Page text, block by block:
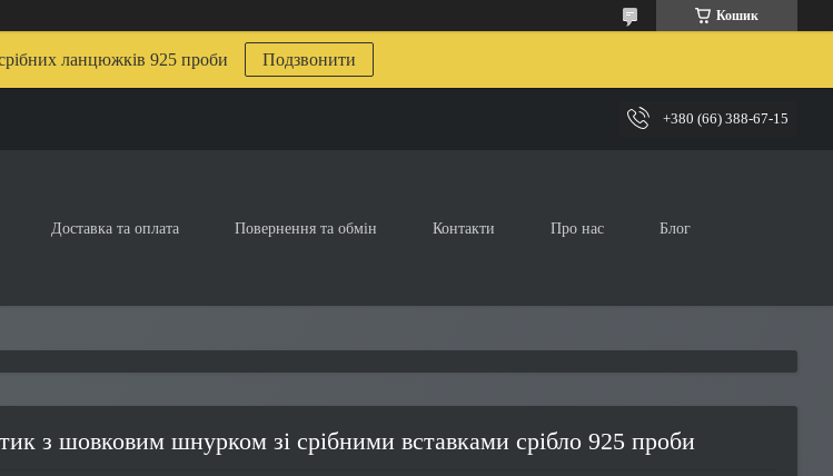
Кошик
ланцюжків 925 проби Подзвонити
+380 (66) 388-67-15
Доставка та оплата Повернення та обмін Контакти Про нас Блог
з шовковим шнурком зі срібними вставками срібло 925 проби